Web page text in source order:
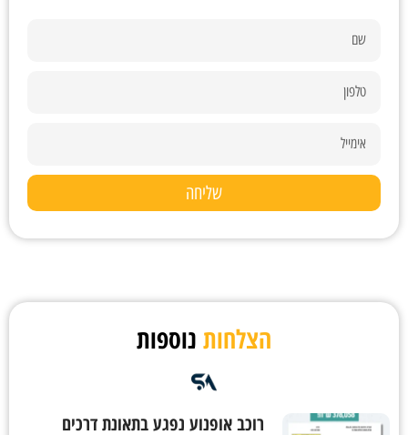
שליחה
הצלחות נוספות
רוכב אופנוע נפגע בתאונת דרכים